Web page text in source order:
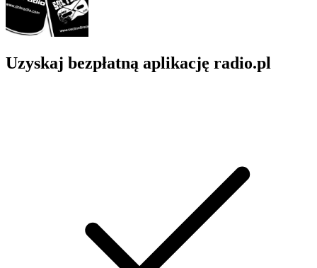
Uzyskaj bezpłatną aplikację radio.pl